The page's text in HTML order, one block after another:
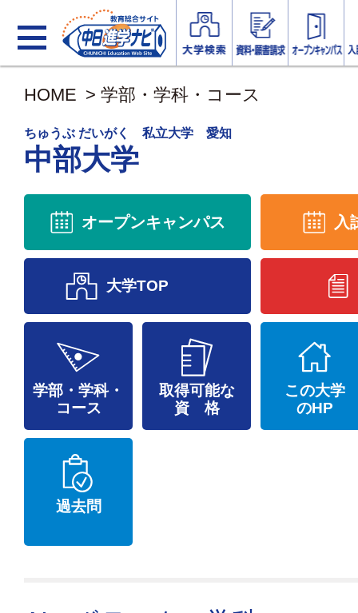
HOME > 学部・学科・コース
ちゅうぶ だいがく 私立大学 愛知
中部大学
オープンキャンパス 入
大学TOP
学部・学科・
コース
取得可能な
資 格
この大学
のHP
過去問